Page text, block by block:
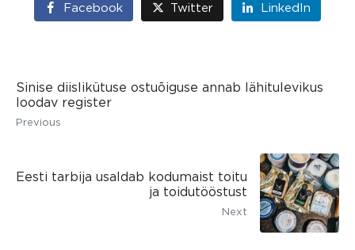
Facebook Twitter LinkedIn
Sinise diislikütuse ostuõiguse annab lähitulevikus
loodav register
Previous
Eesti tarbija usaldab kodumaist toitu
ja toidutööstust
Next